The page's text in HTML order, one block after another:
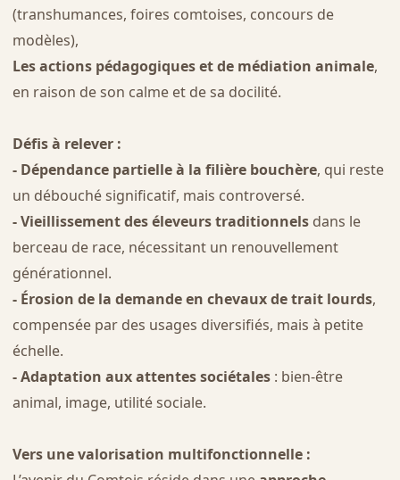
(transhumances, foires comtoises, concours de
modèles),
Les actions pédagogiques et de médiation animale,
en raison de son calme et de sa docilité.
Défis à relever :
- Dépendance partielle à la filière bouchère, qui reste
un débouché significatif, mais controversé.
- Vieillissement des éleveurs traditionnelsdans le
berceau de race, nécessitant un renouvellement
générationnel.
- Érosion de la demande en chevaux de trait lourds,
compensée par des usages diversifiés, mais à petite
échelle.
- Adaptation aux attentes sociétales: bien-être
animal, image, utilité sociale.
Vers une valorisation multifonctionnelle :